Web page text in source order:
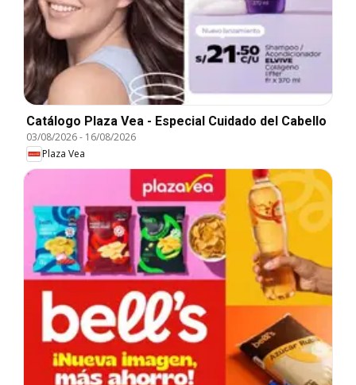
Catálogo Plaza Vea - Especial Cuidado del Cabello
03/08/2026- 16/08/2026
Plaza Vea